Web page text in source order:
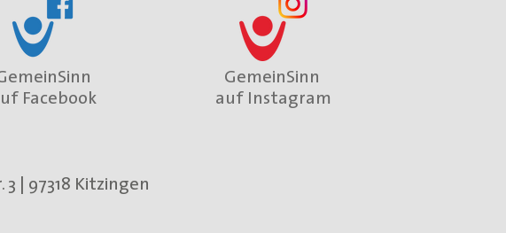
Facebook
GemeinSinn
auf Instagram
| 97318 Kitzingen